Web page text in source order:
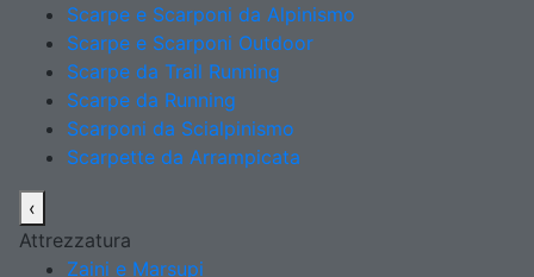
Scarpe e Scarponi da Alpinismo
Scarpe e Scarponi Outdoor
Scarpe da Trail Running
Scarpe da Running
Scarponi da Scialpinismo
Scarpette da Arrampicata
‹
Attrezzatura
Zaini e Marsupi